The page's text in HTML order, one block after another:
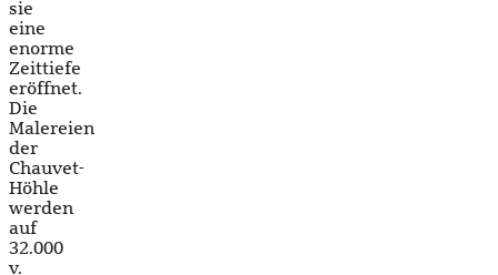
sie
eine
enorme
Zeittiefe
eröffnet.
Die
Malereien
der
Chauvet-
Höhle
werden
auf
32.000
v.